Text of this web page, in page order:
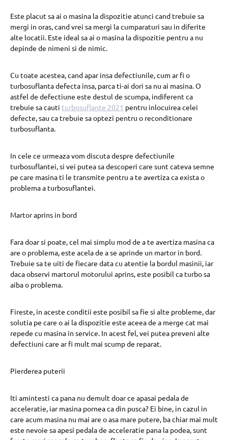
Este placut sa ai o masina la dispozitie atunci cand trebuie sa
mergi in oras, cand vrei sa mergi la cumparaturi sau in diferite
alte locatii. Este ideal sa ai o masina la dispozitie pentru a nu
depinde de nimeni si de nimic.
Cu toate acestea, cand apar insa defectiunile, cum ar fi o
turbosuflanta defecta insa, parca ti-ai dori sa nu ai masina. O
astfel de defectiune este destul de scumpa, indiferent ca
trebuie sa cauti turbosuflante 2021 pentru inlocuirea celei
defecte, sau ca trebuie sa optezi pentru o reconditionare
turbosuflanta.
In cele ce urmeaza vom discuta despre defectiunile
turbosuflantei, si vei putea sa descoperi care sunt cateva semne
pe care masina ti le transmite pentru a te avertiza ca exista o
problema a turbosuflantei.
Martor aprins in bord
Fara doar si poate, cel mai simplu mod de a te avertiza masina ca
are o problema, este acela de a se aprinde un martor in bord.
Trebuie sa te uiti de fiecare data cu atentie la bordul masinii, iar
daca observi martorul motorului aprins, este posibil ca turbo sa
aiba o problema.
Fireste, in aceste conditii este posibil sa fie si alte probleme, dar
solutia pe care o ai la dispozitie este aceea de a merge cat mai
repede cu masina in service. In acest fel, vei putea preveni alte
defectiuni care ar fi mult mai scump de reparat.
Pierderea puterii
Iti amintesti ca pana nu demult doar ce apasai pedala de
acceleratie, iar masina pornea ca din pusca? Ei bine, in cazul in
care acum masina nu mai are o asa mare putere, ba chiar mai mult
este nevoie sa apesi pedala de acceleratie pana la podea, sunt